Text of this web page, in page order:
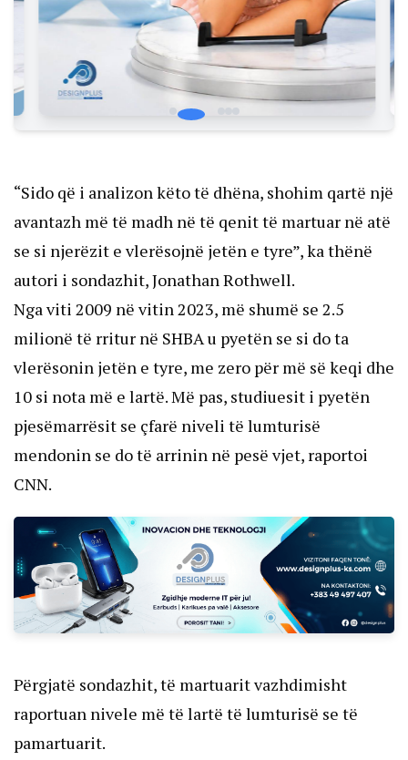
“Sido që i analizon këto të dhëna, shohim qartë një
avantazh më të madh në të qenit të martuar në atë
se si njerëzit e vlerësojnë jetën e tyre”, ka thënë
autori i sondazhit, Jonathan Rothwell.
Nga viti 2009 në vitin 2023, më shumë se 2.5
milionë të rritur në SHBA u pyetën se si do ta
vlerësonin jetën e tyre, me zero për më së keqi dhe
10 si nota më e lartë. Më pas, studiuesit i pyetën
pjesëmarrësit se çfarë niveli të lumturisë
mendonin se do të arrinin në pesë vjet, raportoi
CNN.
Përgjatë sondazhit, të martuarit vazhdimisht
raportuan nivele më të lartë të lumturisë se të
pamartuarit.